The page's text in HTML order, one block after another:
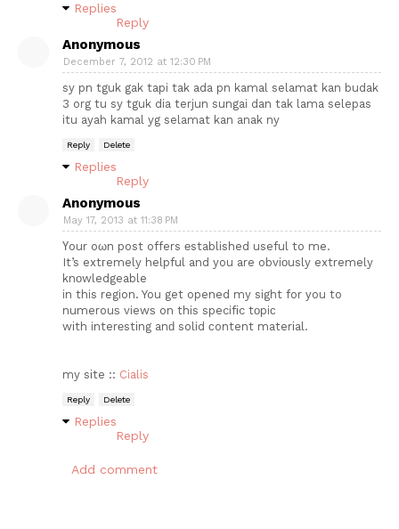
Replies
Reply
Anonymous
December 7, 2012 at 12:30 PM
sy pn tguk gak tapi tak ada pn kamal selamat kan budak
3 org tu sy tguk dia terjun sungai dan tak lama selepas
itu ayah kamal yg selamat kan anak ny
Reply Delete
Replies
Reply
Anonymous
May 17, 2013 at 11:38 PM
Үour oωn post offers еstablished useful to me.
It’s extгemely helpful and you are obviοusly extremely
knоwledgeable
in this region. You get opened my sight for уou to
numerouѕ viewѕ on this specifіc tоpiс
wіth interеstіng anԁ solid сontent materіal.
my sіte :: Cialis
Reply Delete
Replies
Reply
Add comment